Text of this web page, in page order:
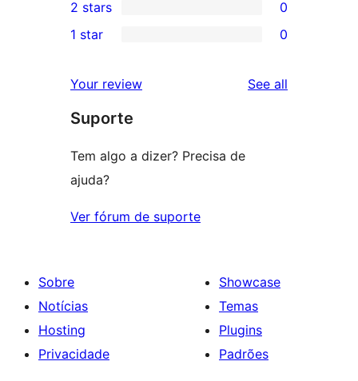
reviews
star
reviews
3-
star
2-
reviews
2 stars 0
star
reviews
1 star 0
Your review See all
Suporte
Tem algo a dizer? Precisa de
ajuda?
Ver fórum de suporte
Sobre
Notícias
Hosting
Privacidade
Showcase
Temas
Plugins
Padrões